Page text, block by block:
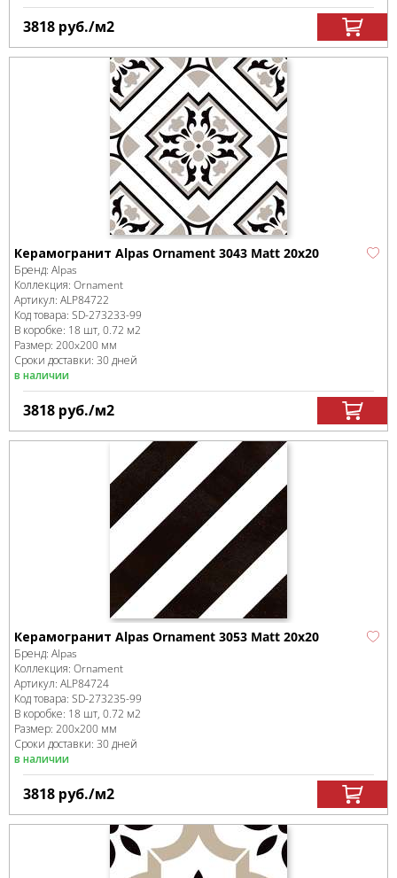
3818 руб./м2
Керамогранит Alpas Ornament 3043 Matt 20х20
Бренд: Alpas
Коллекция: Ornament
Артикул: ALP84722
Код товара: SD-273233-99
В коробке: 18 шт, 0.72 м2
Размер: 200x200 мм
Сроки доставки: 30 дней
в наличии
3818 руб./м2
Керамогранит Alpas Ornament 3053 Matt 20х20
Бренд: Alpas
Коллекция: Ornament
Артикул: ALP84724
Код товара: SD-273235-99
В коробке: 18 шт, 0.72 м2
Размер: 200x200 мм
Сроки доставки: 30 дней
в наличии
3818 руб./м2